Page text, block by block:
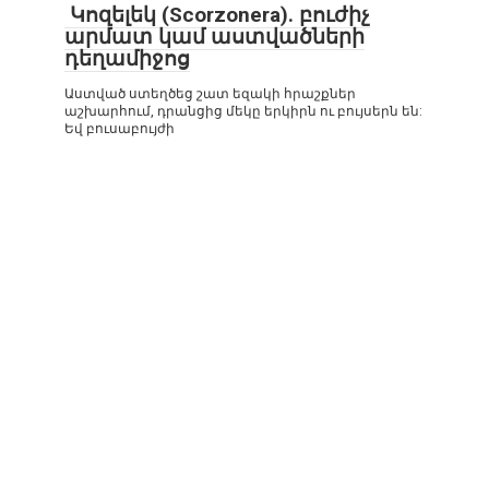
Կոզելեկ (Scorzonera). բուժիչ
արմատ կամ աստվածների
դեղամիջոց
Աստված ստեղծեց շատ եզակի հրաշքներ
աշխարհում, դրանցից մեկը երկիրն ու բույսերն են:
Եվ բուսաբույժի